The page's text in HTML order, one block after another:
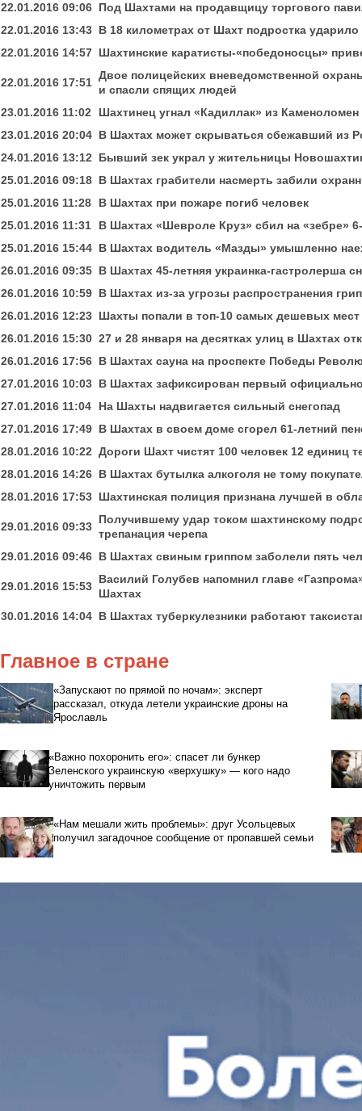
22.01.2016 09:06 Под Шахтами на продавщицу торгового
22.01.2016 13:43 В 18 километрах от Шахт подростка
22.01.2016 14:57 Шахтинские каратисты-«победоносцы»
22.01.2016 17:51
Двое полицейских вневедомственной
и спасли спящих людей
23.01.2016 11:02
Шахтинец угнал «Кадиллак» из Каменоломен
23.01.2016 20:04 В Шахтах может скрываться сбежавший из
24.01.2016 13:12 Бывший зек украл у жительницы
25.01.2016 09:18 В Шахтах грабители насмерть забили
25.01.2016 11:28
В Шахтах при пожаре погиб человек
25.01.2016 11:31
В Шахтах «Шевроле Круз» сбил на «зебре»
25.01.2016 15:44 В Шахтах водитель «Мазды» умышленно
26.01.2016 09:35 В Шахтах 45-летняя украинка-гастролерша
26.01.2016 10:59 В Шахтах из-за угрозы распространения
26.01.2016 12:23 Шахты попали в топ-10 самых дешевых
26.01.2016 15:30 27 и 28 января на десятках улиц в Шахтах
26.01.2016 17:56 В Шахтах сауна на проспекте Победы
27.01.2016 10:03 В Шахтах зафиксирован первый
27.01.2016 11:04
На Шахты надвигается сильный снегопад
27.01.2016 17:49 В Шахтах в своем доме сгорел 61-летний
28.01.2016 10:22 Дороги Шахт чистят 100 человек 12 единиц
28.01.2016 14:26 В Шахтах бутылка алкоголя не тому
28.01.2016 17:53 Шахтинская полиция признана лучшей в
29.01.2016 09:33
Получившему удар током шахтинскому
трепанация черепа
29.01.2016 09:46 В Шахтах свиным гриппом заболели пять
29.01.2016 15:53
Василий Голубев напомнил главе
Шахтах
30.01.2016 14:04 В Шахтах туберкулезники работают
Главное в стране
«Запускают по прямой по ночам»: эксперт
рассказал, откуда летели украинские дроны на
Ярославль
«Важно похоронить его»: спасет ли бункер
Зеленского украинскую «верхушку» — кого надо
уничтожить первым
«Нам мешали жить проблемы»: друг Усольцевых
получил загадочное сообщение от пропавшей семьи